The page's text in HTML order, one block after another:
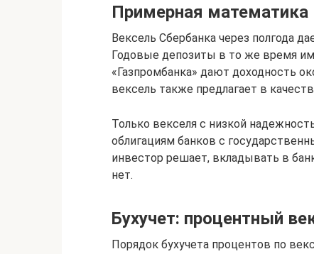
Примерная математика
Вексель Сбербанка через полгода
Годовые депозиты в то же время
«Газпромбанка» дают доходность
вексель также предлагает в
Только векселя с низкой
облигациям банков с
инвестор решает, вкладывать в
нет.
Бухучет: процентный
Порядок бухучета процентов по